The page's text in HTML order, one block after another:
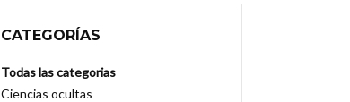
CATEGORÍAS
Todas las categorias
Ciencias ocultas